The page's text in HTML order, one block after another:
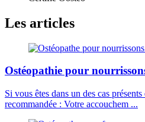
Les articles
Ostéopathie pour
Si vous êtes dans un des cas
recommandée : Votre accouchem ...